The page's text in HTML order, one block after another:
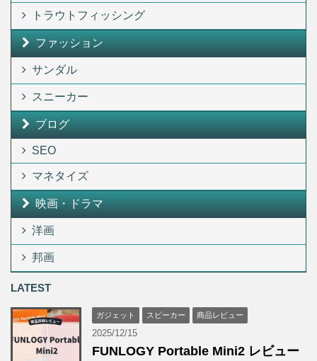
トラウトフィッシング
ファッション
サンダル
スニーカー
ブログ
SEO
マネタイズ
映画・ドラマ
洋画
邦画
LATEST
ガジェット スピーカー 商品レビュー
2025/12/15
FUNLOGY Portable Mini2 レビュー